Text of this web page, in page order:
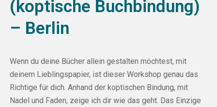
(koptische Buchbindung)
– Berlin
Wenn du deine Bücher allein gestalten möchtest, mit
deinem Lieblingspapier, ist dieser Workshop genau das
Richtige für dich. Anhand der koptischen Bindung, mit
Nadel und Faden, zeige ich dir wie das geht. Das Einzige